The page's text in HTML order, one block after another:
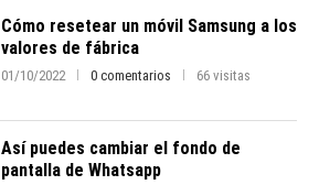
Cómo resetear un móvil Samsung a los
valores de fábrica
01/10/2022 0 comentarios 66 visitas
Así puedes cambiar el fondo de
pantalla de Whatsapp